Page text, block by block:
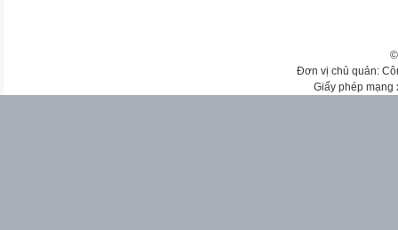
Đơn vị chủ quản:
Giấy phép mạng